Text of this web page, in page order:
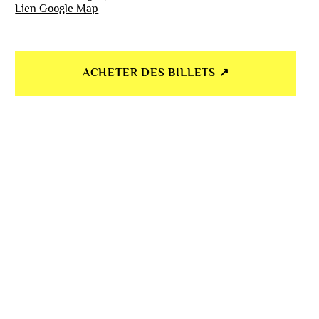
Lien Google Map
ACHETER DES BILLETS ↗︎